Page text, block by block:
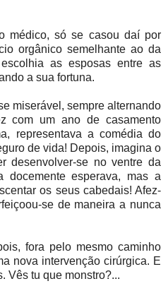
médico, só se casou daí por
orgânico semelhante ao da
as esposas entre as
a sua fortuna.
miserável, sempre alternando
com um ano de casamento
representava a comédia do
de vida! Depois, imagina o
desenvolver-se no ventre da
esperava, mas a
os seus cabedais! Afez-
se de maneira a nunca
fora pelo mesmo caminho
nova intervenção cirúrgica. E
Vês tu que monstro?...